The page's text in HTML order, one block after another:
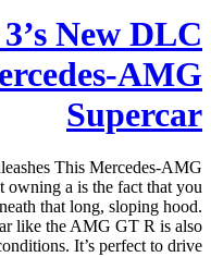
New DLC
AMG
Supercar
This Mercedes-AMG
owning a is the fact that you
that long, sloping hood.
like the AMG GT R is also
It’s perfect to drive […]